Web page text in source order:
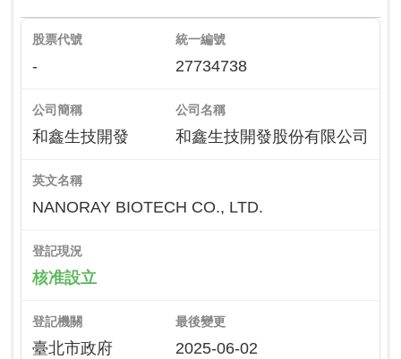
股票代號
-
統一編號
27734738
公司簡稱
和鑫生技開發
公司名稱
和鑫生技開發股份有限公司
英文名稱
NANORAY BIOTECH CO., LTD.
登記現況
核准設立
登記機關
臺北市政府
最後變更
2025-06-02